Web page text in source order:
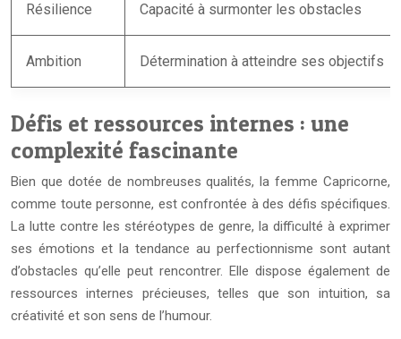
Résilience Capacité à surmonter les obstacles
Ambition Détermination à atteindre ses objectifs
Défis et ressources internes : une
complexité fascinante
Bien que dotée de nombreuses qualités, la femme Capricorne,
comme toute personne, est confrontée à des défis spécifiques.
La lutte contre les stéréotypes de genre, la difficulté à exprimer
ses émotions et la tendance au perfectionnisme sont autant
d’obstacles qu’elle peut rencontrer. Elle dispose également de
ressources internes précieuses, telles que son intuition, sa
créativité et son sens de l’humour.